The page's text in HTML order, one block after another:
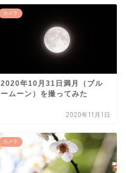
カメラ
2020年10月31日満月（ブル
ームーン）を撮ってみた
2020年11月1日
カメラ